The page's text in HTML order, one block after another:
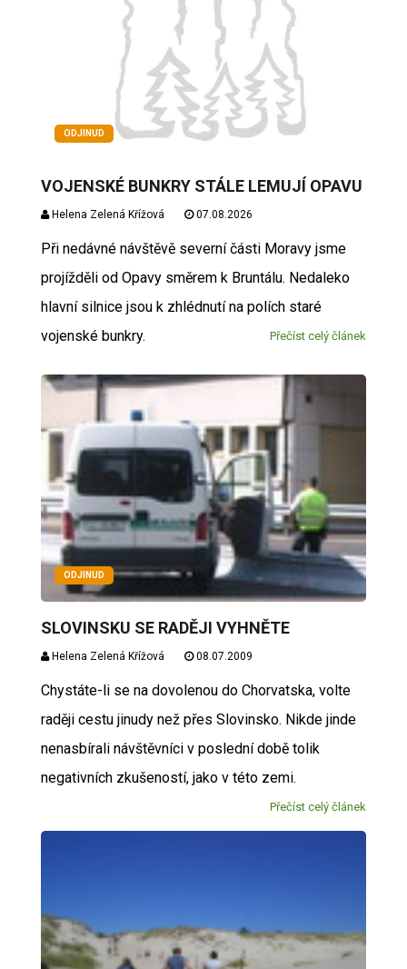
ODJINUD
VOJENSKÉ BUNKRY STÁLE LEMUJÍ OPAVU
Helena Zelená Křížová 07.08.2026
Při nedávné návštěvě severní části Moravy jsme
projížděli od Opavy směrem k Bruntálu. Nedaleko
hlavní silnice jsou k zhlédnutí na polích staré
vojenské bunkry.
Přečíst celý článek
ODJINUD
SLOVINSKU SE RADĚJI VYHNĚTE
Helena Zelená Křížová 08.07.2009
Chystáte-li se na dovolenou do Chorvatska, volte
raději cestu jinudy než přes Slovinsko. Nikde jinde
nenasbírali návštěvníci v poslední době tolik
negativních zkušeností, jako v této zemi.
Přečíst celý článek